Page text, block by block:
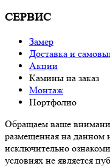
СЕРВИС
Замер
Доставка и
Акции
Камины на заказ
Монтаж
Портфолио
Обращаем ваше
размещенная на данном
исключительно
условиях не является